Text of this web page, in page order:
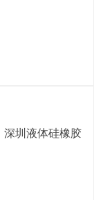
深圳液体硅橡胶